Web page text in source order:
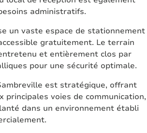
administratifs.
un vaste espace de stationnement
gratuitement. Le terrain
et entièrement clos par
pour une sécurité optimale.
est stratégique, offrant
principales voies de communication,
dans un environnement établi